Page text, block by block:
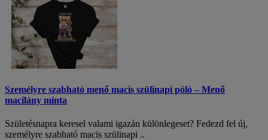
Személyre szabható menő macis szülinapi póló – Menő
macilány minta
Születésnapra keresel valami igazán különlegeset? Fedezd fel új,
személyre szabható macis szülinapi ..